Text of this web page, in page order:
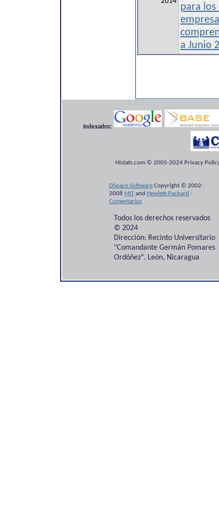
para los
a Junio
Indexados:
Histats.com © 2005-2024 Privacy
DSpace Software Copyright © 2002-
2008 MITand Hewlett-Packard -
Comentarios
Todos los derechos reservados
© 2024
Dirección: Recinto Universitario
"Comandante Germán Pomares
Ordóñez". León, Nicaragua